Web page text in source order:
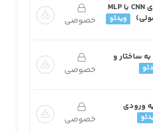
درس ۳: تفاوت‌های CNN با MLP
ویدئو خصوصی
به ساختار و
خصوصی
ورودی
خصوصی